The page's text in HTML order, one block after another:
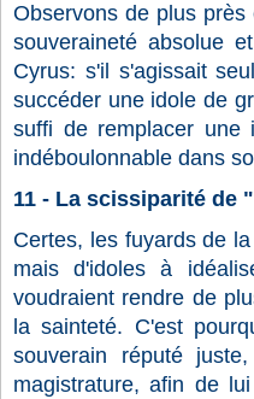
Observons de plus
souveraineté absolue
Cyrus: s'il s'agissait
succéder une idole de
suffi de remplacer une
indéboulonnable dans
11 - La scissiparité de
Certes, les fuyards de
mais d'idoles à
voudraient rendre de
la sainteté. C'est
souverain réputé
magistrature, afin de